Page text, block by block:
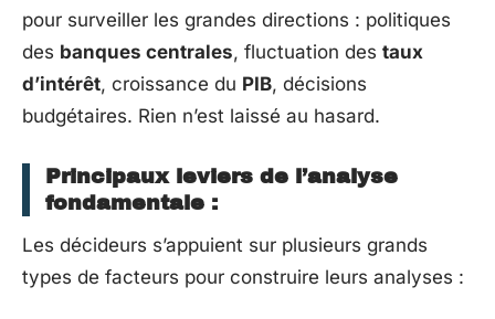
pour surveiller les grandes directions : politiques
des banques centrales, fluctuation des taux
d’intérêt, croissance du PIB, décisions
budgétaires. Rien n’est laissé au hasard.
Principaux leviers de l’analyse
fondamentale :
Les décideurs s’appuient sur plusieurs grands
types de facteurs pour construire leurs analyses :